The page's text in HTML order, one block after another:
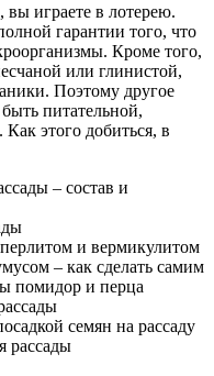
вы играете в лотерею.
гарантии того, что
Кроме того,
или глинистой,
Поэтому другое
питательной,
этого добиться, в
– состав и
и вермикулитом
– как сделать самим
помидор и перца
семян на рассаду
рассады